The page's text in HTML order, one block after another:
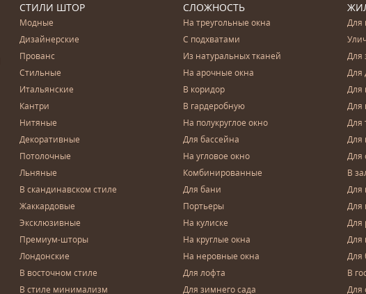
СТИЛИ ШТОР
Модные
Дизайнерские
Прованс
Стильные
Итальянские
Кантри
Нитяные
Декоративные
Потолочные
Льняные
В скандинавском стиле
Жаккардовые
Эксклюзивные
Премиум-шторы
Лондонские
В восточном стиле
В стиле минимализм
СЛОЖНОСТЬ
На треугольные окна
С подхватами
Из натуральных тканей
На арочные окна
В коридор
В гардеробную
На полукруглое окно
Для бассейна
На угловое окно
Комбинированные
Для бани
Портьеры
На кулиске
На круглые окна
На неровные окна
Для лофта
Для зимнего сада
Для
Для
Для
Для
Для
Для
Для
Для
В
Для
Для
Для
Для
Для
В
Для